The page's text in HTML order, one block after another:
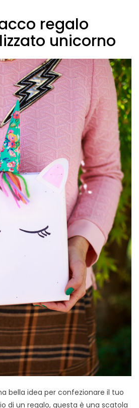
regalo
unicorno
bella idea per confezionare il tuo
di un regalo, questa è una scatola